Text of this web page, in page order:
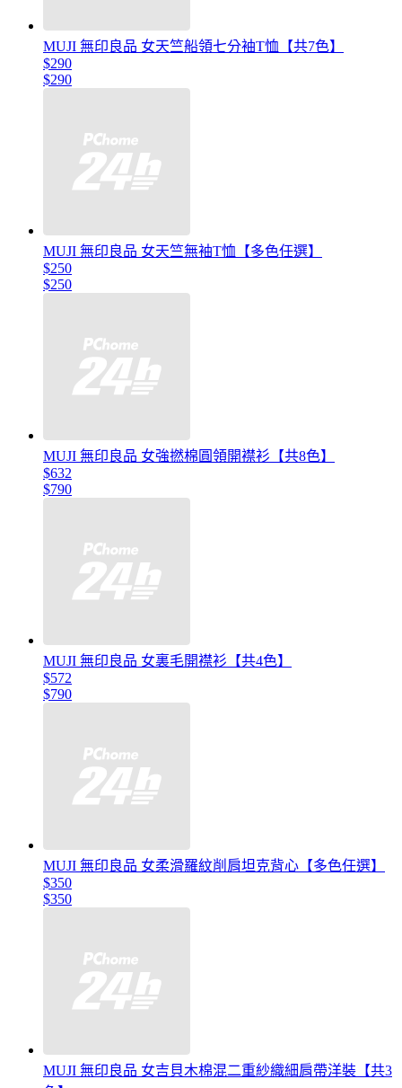
MUJI 無印良品 女天竺船領七分袖T恤【共7色】
$290
$290
MUJI 無印良品 女天竺無袖T恤【多色任選】
$250
$250
MUJI 無印良品 女強撚棉圓領開襟衫【共8色】
$632
$790
MUJI 無印良品 女裏毛開襟衫【共4色】
$572
$790
MUJI 無印良品 女柔滑羅紋削肩坦克背心【多色任選】
$350
$350
MUJI 無印良品 女吉貝木棉混二重紗織細肩帶洋裝【共3